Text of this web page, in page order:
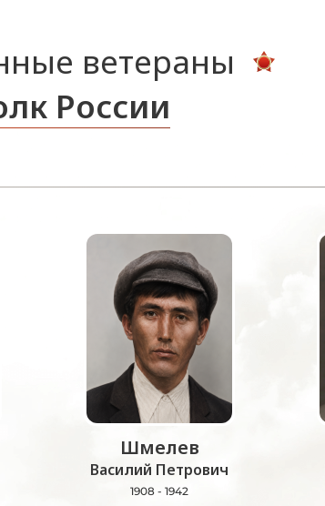
ветераны
России
Шмелев
Василий Петрович
1908 - 1942